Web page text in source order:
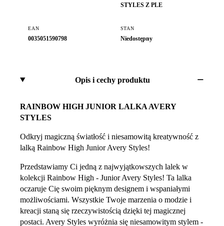
STYLES Z PLE
EAN
0035051590798
STAN
Niedostępny
Opis i cechy produktu
RAINBOW HIGH JUNIOR LALKA AVERY
STYLES
Odkryj magiczną światłość i niesamowitą kreatywność z
lalką Rainbow High Junior Avery Styles!
Przedstawiamy Ci jedną z najwyjątkowszych lalek w
kolekcji Rainbow High - Junior Avery Styles! Ta lalka
oczaruje Cię swoim pięknym designem i wspaniałymi
możliwościami. Wszystkie Twoje marzenia o modzie i
kreacji staną się rzeczywistością dzięki tej magicznej
postaci. Avery Styles wyróżnia się niesamowitym stylem -